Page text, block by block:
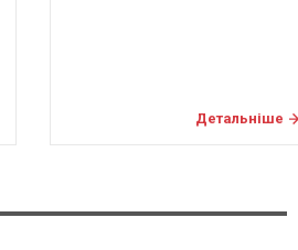
Детальніше